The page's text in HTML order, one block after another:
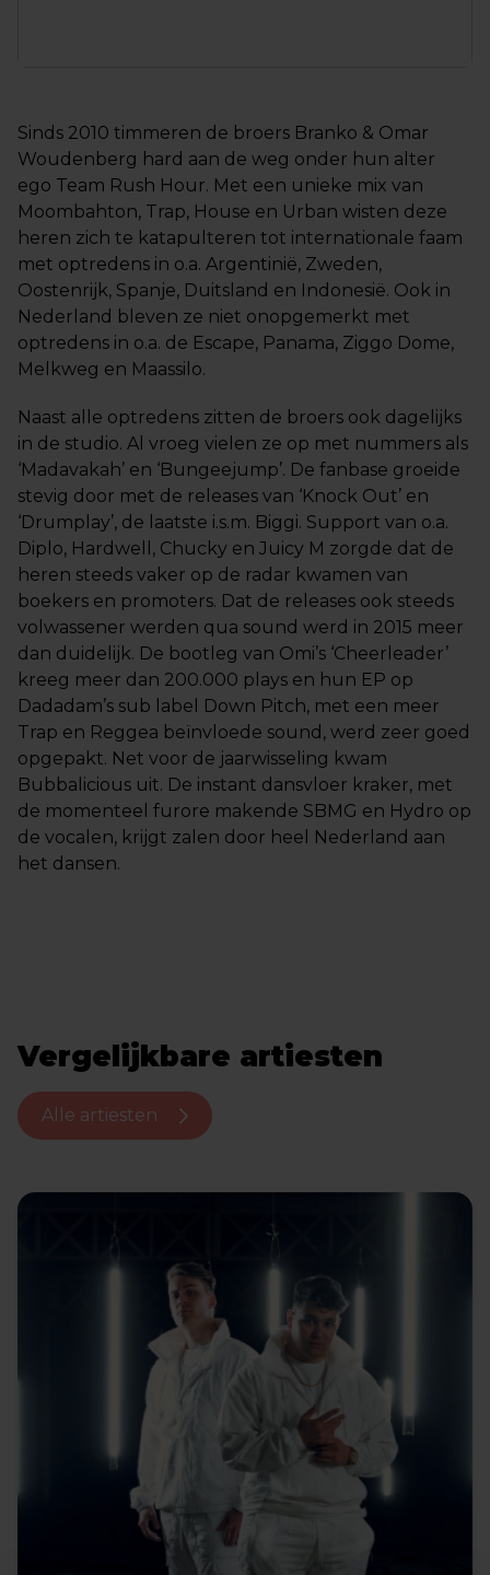
Sinds 2010 timmeren de broers Branko & Omar
Woudenberg hard aan de weg onder hun alter
ego Team Rush Hour. Met een unieke mix van
Moombahton, Trap, House en Urban wisten deze
heren zich te katapulteren tot internationale faam
met optredens in o.a. Argentinië, Zweden,
Oostenrijk, Spanje, Duitsland en Indonesië. Ook in
Nederland bleven ze niet onopgemerkt met
optredens in o.a. de Escape, Panama, Ziggo Dome,
Melkweg en Maassilo.
Naast alle optredens zitten de broers ook dagelijks
in de studio. Al vroeg vielen ze op met nummers als
‘Madavakah’ en ‘Bungeejump’. De fanbase groeide
stevig door met de releases van ‘Knock Out’ en
‘Drumplay’, de laatste i.s.m. Biggi. Support van o.a.
Diplo, Hardwell, Chucky en Juicy M zorgde dat de
heren steeds vaker op de radar kwamen van
boekers en promoters. Dat de releases ook steeds
volwassener werden qua sound werd in 2015 meer
dan duidelijk. De bootleg van Omi’s ‘Cheerleader’
kreeg meer dan 200.000 plays en hun EP op
Dadadam’s sub label Down Pitch, met een meer
Trap en Reggea beïnvloede sound, werd zeer goed
opgepakt. Net voor de jaarwisseling kwam
Bubbalicious uit. De instant dansvloer kraker, met
de momenteel furore makende SBMG en Hydro op
de vocalen, krijgt zalen door heel Nederland aan
het dansen.
Vergelijkbare artiesten
Alle artiesten